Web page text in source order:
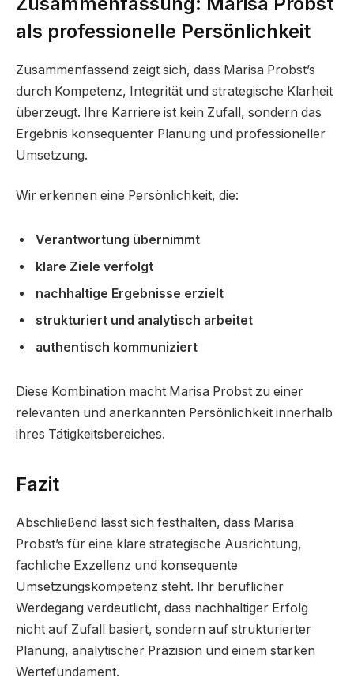
als professionelle Persönlichkeit
Zusammenfassend zeigt sich, dass Marisa Probst’s
durch Kompetenz, Integrität und strategische Klarheit
überzeugt. Ihre Karriere ist kein Zufall, sondern das
Ergebnis konsequenter Planung und professioneller
Umsetzung.
Wir erkennen eine Persönlichkeit, die:
Verantwortung übernimmt
klare Ziele verfolgt
nachhaltige Ergebnisse erzielt
strukturiert und analytisch arbeitet
authentisch kommuniziert
Diese Kombination macht Marisa Probst zu einer
relevanten und anerkannten Persönlichkeit innerhalb
ihres Tätigkeitsbereiches.
Fazit
Abschließend lässt sich festhalten, dass Marisa
Probst’s für eine klare strategische Ausrichtung,
fachliche Exzellenz und konsequente
Umsetzungskompetenz steht. Ihr beruflicher
Werdegang verdeutlicht, dass nachhaltiger Erfolg
nicht auf Zufall basiert, sondern auf strukturierter
Planung, analytischer Präzision und einem starken
Wertefundament.